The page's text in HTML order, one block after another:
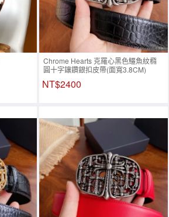
Chrome Hearts 克羅心黑色鱷魚紋橢
圓十字鑲鑽銀扣皮帶(面寬3.8CM)
NT$2400